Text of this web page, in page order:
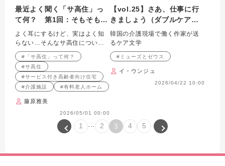
最近よく聞く「サ高住」っ
て何？ 第1回：そもそも
「サ高住」って、ほかの施
設と何が違うの？
よく耳にするけど、実はよく知
らない…そんなサ高住について
解説します
#「サ高住」って何？
#サ高住
#サービス付き高齢者向け住宅
#介護施設
#有料老人ホーム
藤原雅美
2026/05/01 00:00
【vol.25】さあ、仕事に行
きましょう（ダブルケア）
｜ 私はミューズとゼウ
スのケアラーです
韓国の介護現場で働く作家が送
るケア文学
#ミューズとゼウス
イ・ウンジュ
2026/04/22 10:00
1 2 3 4 5